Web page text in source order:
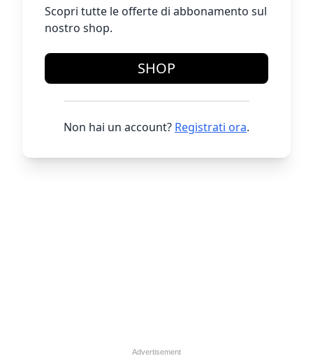
Scopri tutte le offerte di abbonamento sul
nostro shop.
SHOP
Non hai un account? Registrati ora.